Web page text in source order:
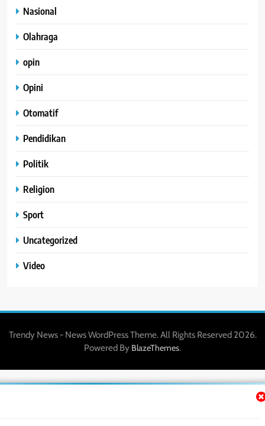
Nasional
Olahraga
opin
Opini
Otomatif
Pendidikan
Politik
Religion
Sport
Uncategorized
Video
Trendy News - News WordPress Theme. All Rights Reserved 2026.
Powered By BlazeThemes.